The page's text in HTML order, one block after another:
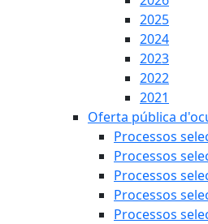
2025
2024
2023
2022
2021
Oferta pública
Processos
Processos
Processos
Processos
Processos